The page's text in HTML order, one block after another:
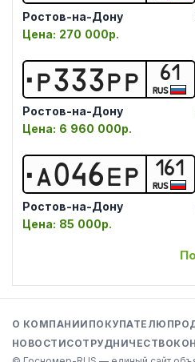
Ростов-на-Дону
Цена: 270 000р.
Р333РР 61
RUS
Ростов-на-Дону
Цена: 6 960 000р.
А046ЕР 161
RUS
Ростов-на-Дону
Цена: 85 000р.
О КОМПАНИИ ПОКУПАТЕЛЮ
НОВОСТИСОТРУДНИЧЕСТВО